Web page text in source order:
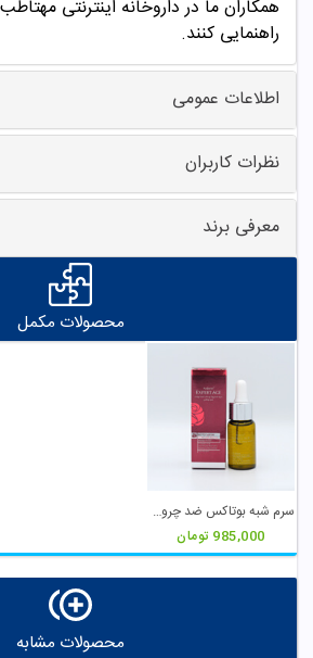
همکاران ما در داروخانه اینترنتی
راهنمایی کنند.
اطلاعات عمومی
نظرات کاربران
معرفی برند
محصولات مکمل
سرم شبه بوتاکس ضد چروک و سفت کننده پوست ...
985,000 تومان
محصولات مشابه